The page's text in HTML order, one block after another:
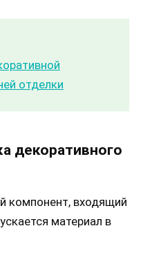
отделки
декоративного
компонент, входящий
материал в